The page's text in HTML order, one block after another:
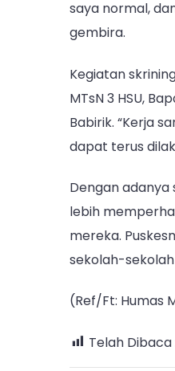
saya normal,
gembira.
Kegiatan
MTsN 3 HSU,
Babirik. “Kerja
dapat terus
Dengan adanya
lebih
mereka.
sekolah-
(Ref/Ft: Humas
Telah Dibaca